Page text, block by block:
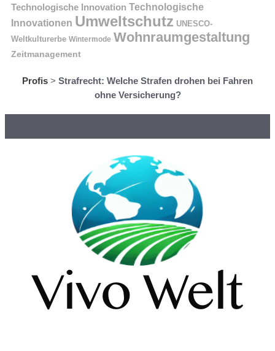
Technologische Innovation Technologische
Innovationen Umweltschutz UNESCO-
Weltkulturerbe Wintermode Wohnraumgestaltung
Zeitmanagement
Profis > Strafrecht: Welche Strafen drohen bei Fahren
ohne Versicherung?